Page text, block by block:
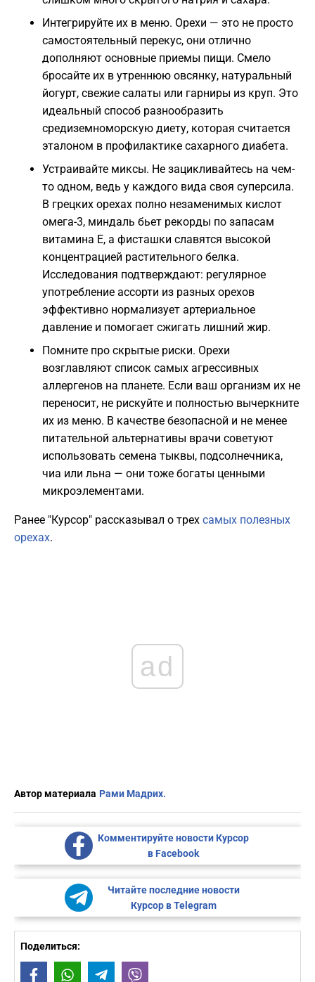
Интегрируйте их в меню. Орехи — это не просто
самостоятельный перекус, они отлично
дополняют основные приемы пищи. Смело
бросайте их в утреннюю овсянку, натуральный
йогурт, свежие салаты или гарниры из круп. Это
идеальный способ разнообразить
средиземноморскую диету, которая считается
эталоном в профилактике сахарного диабета.
Устраивайте миксы. Не зацикливайтесь на чем-
то одном, ведь у каждого вида своя суперсила.
В грецких орехах полно незаменимых кислот
омега-3, миндаль бьет рекорды по запасам
витамина Е, а фисташки славятся высокой
концентрацией растительного белка.
Исследования подтверждают: регулярное
употребление ассорти из разных орехов
эффективно нормализует артериальное
давление и помогает сжигать лишний жир.
Помните про скрытые риски. Орехи
возглавляют список самых агрессивных
аллергенов на планете. Если ваш организм их не
переносит, не рискуйте и полностью вычеркните
их из меню. В качестве безопасной и не менее
питательной альтернативы врачи советуют
использовать семена тыквы, подсолнечника,
чиа или льна — они тоже богаты ценными
микроэлементами.
Ранее "Курсор" рассказывал о трех самых полезных
орехах.
ad
Автор материала Рами Мадрих.
Комментируйте новости Курсор
в Facebook
Читайте последние новости
Курсор в Telegram
Поделиться:
FacebookWhatsAppTelegram